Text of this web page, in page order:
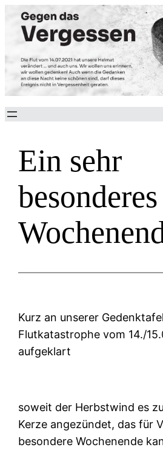
Zum
Inhalt
springen
Ein sehr
besonderes
Kurz an unserer
Flutkatastrophe vom 14./
aufgeklart
soweit der Herbstwind es
Kerze angezündet, das für
besondere Wochenende